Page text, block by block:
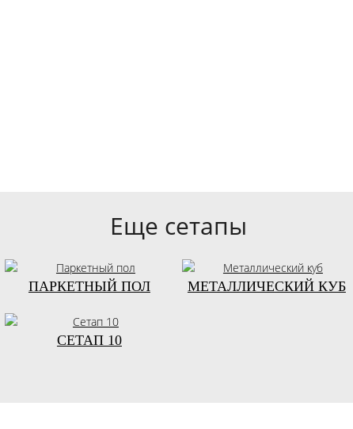
Еще сетапы
ПАРКЕТНЫЙ ПОЛ МЕТАЛЛИЧЕСКИЙ КУБ
СЕТАП 10